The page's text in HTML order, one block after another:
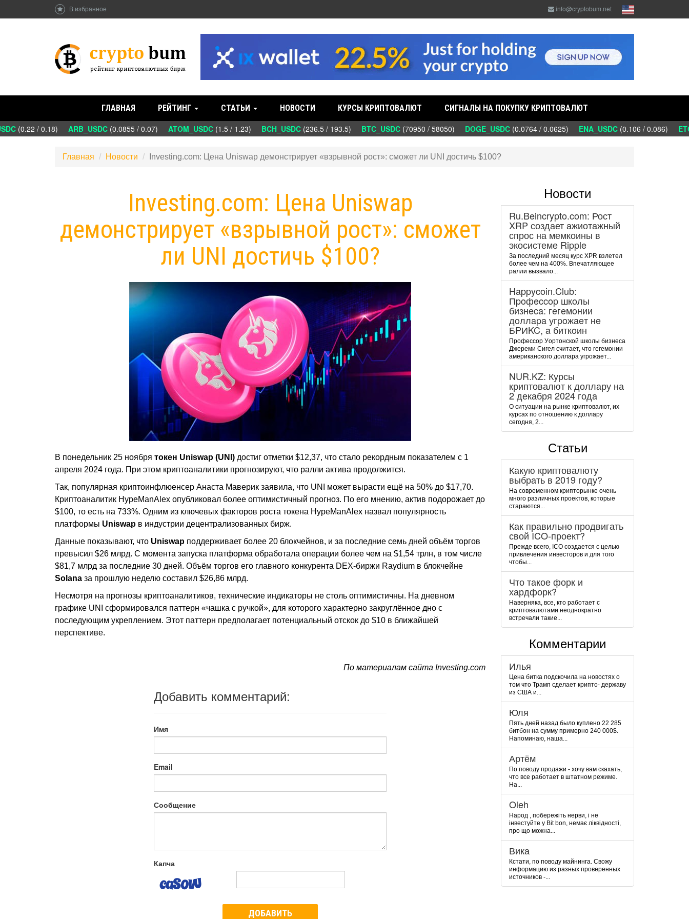
В избранное info@cryptobum.net
ГЛАВНАЯ РЕЙТИНГ СТАТЬИ НОВОСТИ КУРСЫ КРИПТОВАЛЮТ СИГНАЛЫ НА ПОКУПКУ КРИПТОВАЛЮТ
(0.22 / 0.18) ARB_USDC(0.0855 / 0.07) ATOM_USDC(1.5 / 1.23) BCH_USDC(236.5 / 193.5) BTC_USDC(70950 / 58050) DOGE_USDC(0.0764 / 0.0625) ENA_USDC(0.106 / 0.086)
Главная Новости Investing.com: Цена Uniswap демонстрирует «взрывной рост»: сможет ли UNI достичь $100?
Investing.com: Цена Uniswap
демонстрирует «взрывной рост»: сможет
ли UNI достичь $100?
В понедельник 25 ноября токен Uniswap (UNI) достиг отметки $12,37, что стало рекордным показателем с 1
апреля 2024 года. При этом криптоаналитики прогнозируют, что ралли актива продолжится.
Так, популярная криптоинфлюенсер Анаста Маверик заявила, что UNI может вырасти ещё на 50% до $17,70.
Криптоаналитик HypeManAlex опубликовал более оптимистичный прогноз. По его мнению, актив подорожает до
$100, то есть на 733%. Одним из ключевых факторов роста токена HypeManAlex назвал популярность
платформы Uniswap в индустрии децентрализованных бирж.
Данные показывают, что Uniswap поддерживает более 20 блокчейнов, и за последние семь дней объём торгов
превысил $26 млрд. С момента запуска платформа обработала операции более чем на $1,54 трлн, в том числе
$81,7 млрд за последние 30 дней. Объём торгов его главного конкурента DEX-биржи Raydium в блокчейне
Solana за прошлую неделю составил $26,86 млрд.
Несмотря на прогнозы криптоаналитиков, технические индикаторы не столь оптимистичны. На дневном
графике UNI сформировался паттерн «чашка с ручкой», для которого характерно закруглённое дно с
последующим укреплением. Этот паттерн предполагает потенциальный отскок до $10 в ближайшей
перспективе.
По материалам сайта Investing.com
Добавить комментарий:
Имя
Email
Сообщение
Капча
ДОБАВИТЬ
Новости
Ru.Beincrypto.com: Рост
XRP создает ажиотажный
спрос на мемкоины в
экосистеме Ripple
За последний месяц курс XPR взлетел
более чем на 400%. Впечатляющее
ралли вызвало...
Happycoin.Club:
Пpoфeccop шкoлы
бизнeca: гeгeмoнии
дoллapa угpoжaeт нe
БPИKC, a биткoин
Пpoфeccop Уopтoнcкoй шкoлы бизнeca
Джepeми Cигeл cчитaeт, чтo гeгeмoнии
aмepикaнcкoгo дoллapa угpoжaeт...
NUR.KZ: Курсы
криптовалют к доллару на
2 декабря 2024 года
О ситуации на рынке криптовалют, их
курсах по отношению к доллару
сегодня, 2...
Статьи
Какую криптовалюту
выбрать в 2019 году?
На современном крипторынке очень
много различных проектов, которые
стараются...
Как правильно продвигать
свой ICO-проект?
Прежде всего, ICO создается с целью
привлечения инвесторов и для того
чтобы...
Что такое форк и
хардфорк?
Наверняка, все, кто работает с
криптовалютами неоднократно
встречали такие...
Комментарии
Илья
Цена битка подскочила на новостях о
том что Трамп сделает крипто- державу
из США и...
Юля
Пять дней назад было куплено 22 285
битбон на сумму примерно 240 000$.
Напоминаю, наша...
Артём
По поводу продажи - хочу вам скахать,
что все работает в штатном режиме.
На...
Oleh
Народ , побережіть нерви, і не
інвестуйте у Bit bon, немає ліквідності,
про що можна...
Вика
Кстати, по поводу майнинга. Свожу
информацию из разных проверенных
источников -...